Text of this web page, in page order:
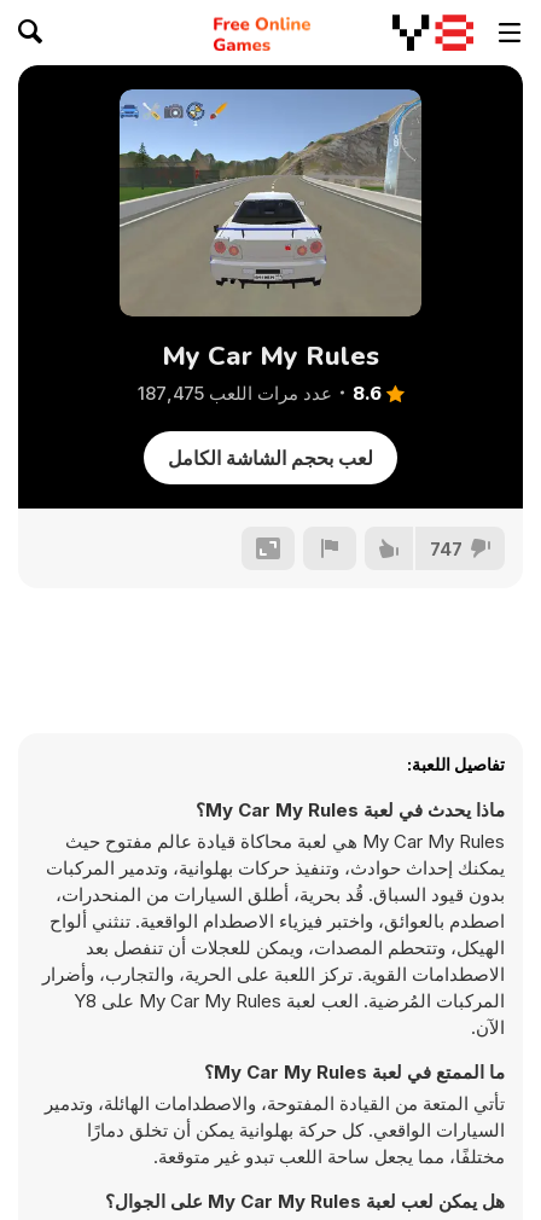
My Car My Rules
8.6 عدد مرات اللعب 187,475
لعب بحجم الشاشة الكامل
747
تفاصيل اللعبة:
ماذا يحدث في لعبة My Car My Rules؟
My Car My Rules هي لعبة محاكاة قيادة عالم مفتوح حيث
يمكنك إحداث حوادث، وتنفيذ حركات بهلوانية، وتدمير المركبات
بدون قيود السباق. قُد بحرية، أطلق السيارات من المنحدرات،
اصطدم بالعوائق، واختبر فيزياء الاصطدام الواقعية. تنثني ألواح
الهيكل، وتتحطم المصدات، ويمكن للعجلات أن تنفصل بعد
الاصطدامات القوية. تركز اللعبة على الحرية، والتجارب، وأضرار
المركبات المُرضية. العب لعبة My Car My Rules على Y8
الآن.
ما الممتع في لعبة My Car My Rules؟
تأتي المتعة من القيادة المفتوحة، والاصطدامات الهائلة، وتدمير
السيارات الواقعي. كل حركة بهلوانية يمكن أن تخلق دمارًا
مختلفًا، مما يجعل ساحة اللعب تبدو غير متوقعة.
هل يمكن لعب لعبة My Car My Rules على الجوال؟